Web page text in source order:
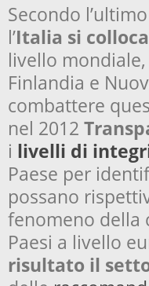
Secondo l’ultimo
l’Italia si
livello
Finlandia e
combattere
nel 2012
i livelli di
Paese per
possano
fenomeno della
Paesi a livello
risultato il